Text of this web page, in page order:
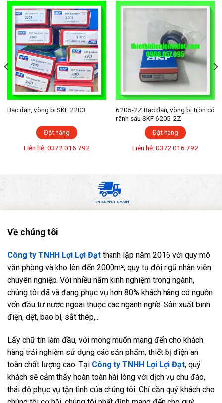
Bạc đạn, vòng bi SKF 2203
Đặt hàng
Liên hệ: 0372 016 792
6205-2Z Bạc đạn, vòng bi tròn có
rãnh sâu SKF 6205-2Z
Đặt hàng
Liên hệ: 0372 016 792
Về chúng tôi
Công ty TNHH Lợi Lợi Đạt thành lập năm 2016 với quy mô
văn phòng và kho lên đến 2000m², quy tụ đội ngũ nhân viên
chuyên nghiệp. Với nhiều năm kinh nghiệm trong ngành,
chúng tôi đã và đang phục vụ hơn 80% khách hàng có nguồn
vốn đầu tư nước ngoài thuộc các ngành nghề: Sản xuất bình
điện, dệt, bao bì, sắt thép,...
Lấy chữ tín làm đầu, với mong muốn mang đến cho khách
hàng trải nghiệm sử dụng các sản phẩm, thiết bị điện an
toàn chất lượng cao. Tại Công ty TNHH Lợi Lợi Đạt, quý
khách sẽ cảm thấy hoàn toàn hài lòng với dịch vụ chu đáo,
thái độ phục vụ tận tình của chúng tôi. Chỉ cần quý khách cho